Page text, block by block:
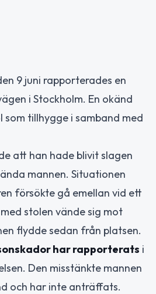
9 juni rapporterades en
i Stockholm. En okänd
som tillhygge i samband med
att han hade blivit slagen
mannen. Situationen
försökte gå emellan vid ett
stolen vände sig mot
flydde sedan från platsen.
har rapporterats i
Den misstänkte mannen
och har inte anträffats.